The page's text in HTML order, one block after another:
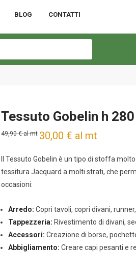
BLOG CONTATTI
Tessuto Gobelin h
49,90€ al mt 30,00 € al mt
Il Tessuto Gobelin è un tipo di stoffa
tessitura Jacquard a molti strati, che
occasioni:
Arredo: Copri tavoli, copri divani,
Tappezzeria: Rivestimento di divani,
Accessori: Creazione di borse,
Abbigliamento: Creare capi pesanti e